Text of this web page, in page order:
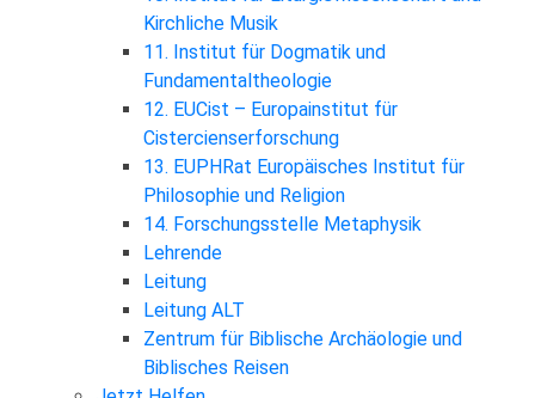
Kirchliche Musik
11. Institut für Dogmatik und
Fundamentaltheologie
12. EUCist – Europainstitut für
Cistercienserforschung
13. EUPHRat Europäisches Institut für
Philosophie und Religion
14. Forschungsstelle Metaphysik
Lehrende
Leitung
Leitung ALT
Zentrum für Biblische Archäologie und
Biblisches Reisen